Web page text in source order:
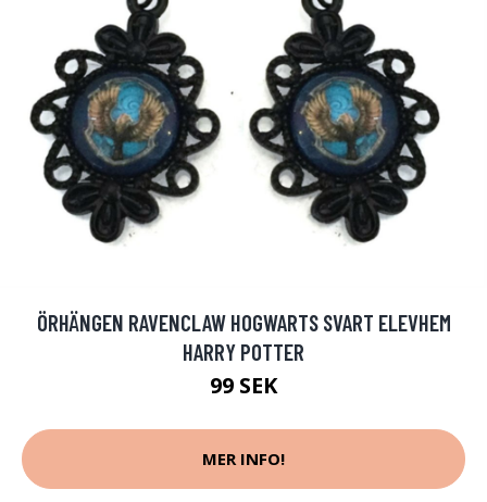
ÖRHÄNGEN RAVENCLAW HOGWARTS SVART ELEVHEM
HARRY POTTER
99 SEK
MER INFO!